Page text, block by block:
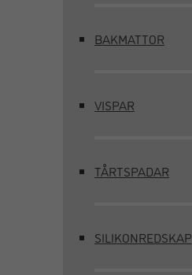
BAKMATTOR
VISPAR
TÅRTSPADAR
SILIKONREDSKAP